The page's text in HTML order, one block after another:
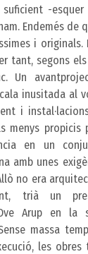
-
Endemés de
i originals.
tant, segons
Un
inusitada al
i
menys
en un
amb unes
no era
trià un
Arup en la
massa
les